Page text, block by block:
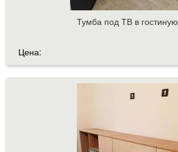
Тумба под ТВ в гостиную
Цена: